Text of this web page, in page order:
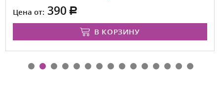
Цена от: 390
В КОРЗИНУ